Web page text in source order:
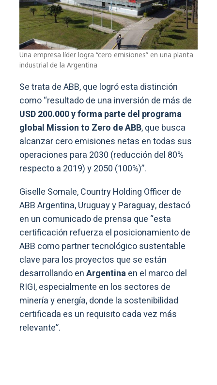
Una empresa líder logra “cero emisiones” en una planta
industrial de la Argentina
Se trata de ABB, que logró esta distinción
como “resultado de una inversión de más de
USD 200.000 y forma parte del programa
global Mission to Zero de ABB, que busca
alcanzar cero emisiones netas en todas sus
operaciones para 2030 (reducción del 80%
respecto a 2019) y 2050 (100%)”.
Giselle Somale, Country Holding Officer de
ABB Argentina, Uruguay y Paraguay, destacó
en un comunicado de prensa que “esta
certificación refuerza el posicionamiento de
ABB como partner tecnológico sustentable
clave para los proyectos que se están
desarrollando enArgentinaen el marco del
RIGI, especialmente en los sectores de
minería y energía, donde la sostenibilidad
certificada es un requisito cada vez más
relevante”.